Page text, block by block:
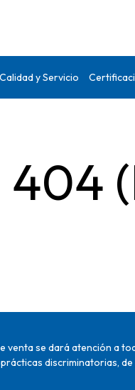
Calidad y Servicio
404
venta se dará atención a
discriminatorias,